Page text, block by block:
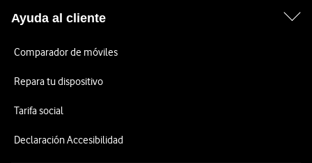
Ayuda al cliente
Comparador de móviles
Repara tu dispositivo
Tarifa social
Declaración Accesibilidad